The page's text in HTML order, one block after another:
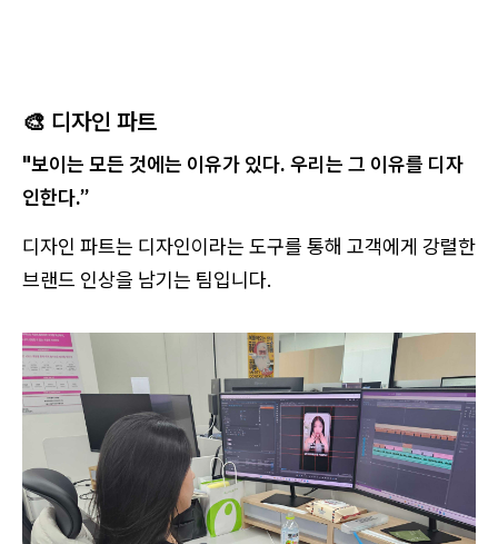
🎨 디자인 파트
"보이는 모든 것에는 이유가 있다. 우리는 그 이유를 디자
인한다.”
디자인 파트는 디자인이라는 도구를 통해 고객에게 강렬한
브랜드 인상을 남기는 팀입니다.